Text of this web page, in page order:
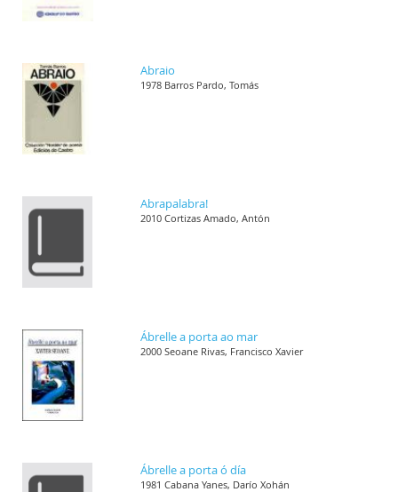
Abraio
1978 Barros Pardo, Tomás
Abrapalabra!
2010 Cortizas Amado, Antón
Ábrelle a porta ao mar
2000 Seoane Rivas, Francisco Xavier
Ábrelle a porta ó día
1981 Cabana Yanes, Darío Xohán